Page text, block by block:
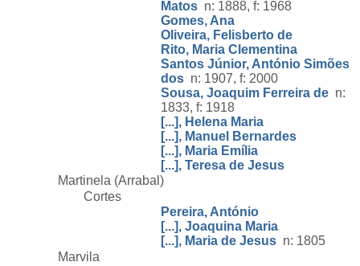
Matos n: 1888, f: 1968
Gomes, Ana
Oliveira, Felisberto de
Rito, Maria Clementina
Santos Júnior, António Simões
dos n: 1907, f: 2000
Sousa, Joaquim Ferreira de n:
1833, f: 1918
[...], Helena Maria
[...], Manuel Bernardes
[...], Maria Emília
[...], Teresa de Jesus
Martinela (Arrabal)
Cortes
Pereira, António
[...], Joaquina Maria
[...], Maria de Jesus n: 1805
Marvila